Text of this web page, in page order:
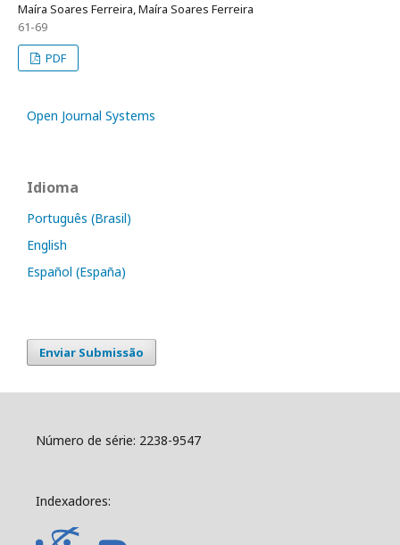
Maíra Soares Ferreira, Maíra Soares Ferreira
61-69
PDF
Open Journal Systems
Idioma
Português (Brasil)
English
Español (España)
Enviar Submissão
Número de série: 2238-9547
Indexadores: